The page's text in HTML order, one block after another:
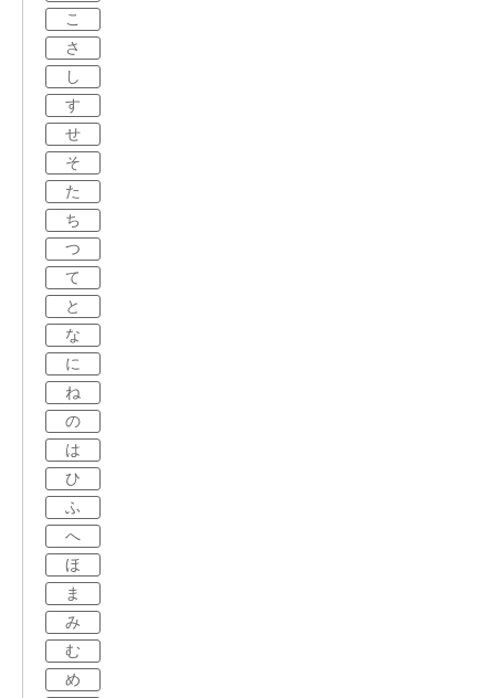
こ
さ
し
す
せ
そ
た
ち
つ
て
と
な
に
ね
の
は
ひ
ふ
へ
ほ
ま
み
む
め